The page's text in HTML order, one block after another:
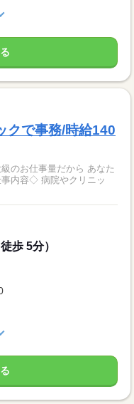
クで事務/時給140
のお仕事量だから あなた
歩 5分）